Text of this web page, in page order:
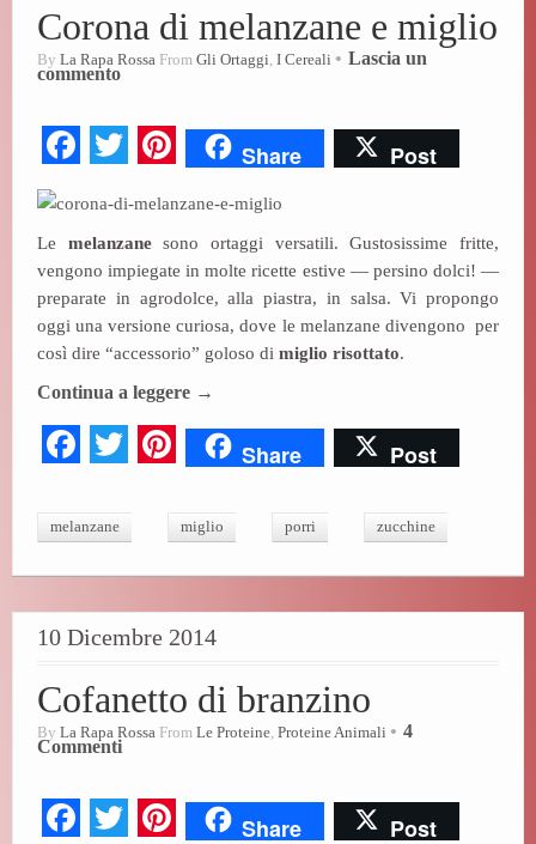
Corona di melanzane e miglio
By La Rapa Rossa From Gli Ortaggi, I Cereali Lascia un
commento
Fa
bo
ok
T
tte
r
Pi
er
es
t
Share Post
Le melanzanesono ortaggi versatili. Gustosissime fritte,
vengono impiegate in molte ricette estive — persino dolci! —
preparate in agrodolce, alla piastra, in salsa. Vi propongo
oggi una versione curiosa, dove le melanzane divengono per
così dire “accessorio” goloso di miglio risottato.
Continua a leggere →
Fa
bo
T
Pi
er
Share Post
melanzane miglio porri zucchine
10 Dicembre 2014
Cofanetto di branzino
By La Rapa Rossa From Le Proteine, Proteine Animali 4
Commenti
Fa T
Pi
Share Post